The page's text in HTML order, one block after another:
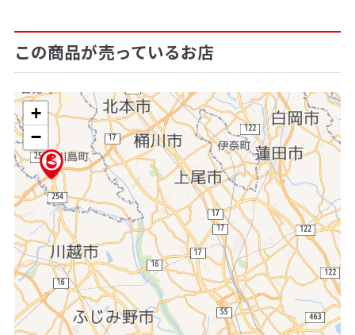
この商品が売っているお店
+
−